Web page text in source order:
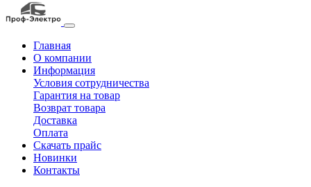
Главная
О компании
Информация
Условия сотрудничества
Гарантия на товар
Возврат товара
Доставка
Оплата
Скачать прайс
Новинки
Контакты